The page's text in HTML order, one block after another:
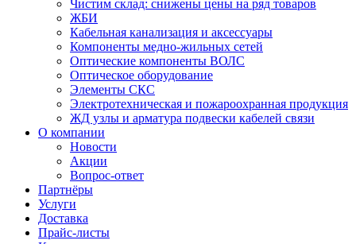
Чистим склад: снижены цены на ряд товаров
ЖБИ
Кабельная канализация и аксессуары
Компоненты медно-жильных сетей
Оптические компоненты ВОЛС
Оптическое оборудование
Элементы СКС
Электротехническая и пожароохранная продукция
ЖД узлы и арматура подвески кабелей связи
О компании
Новости
Акции
Вопрос-ответ
Партнёры
Услуги
Доставка
Прайс-листы